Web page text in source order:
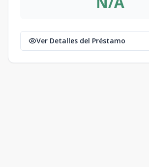
Ver Detalles del Préstamo